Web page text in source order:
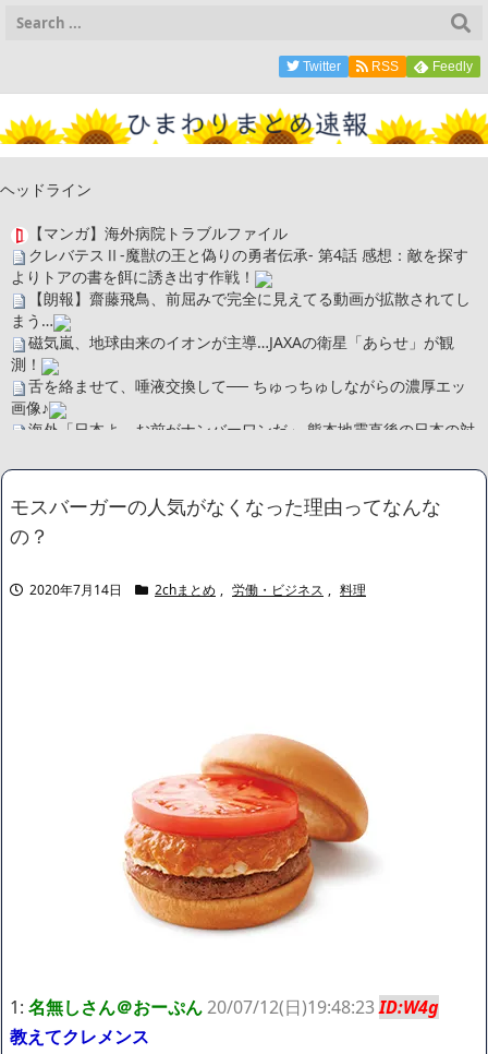
Twitter RSS Feedly
ヘッドライン
【マンガ】海外病院トラブルファイル
クレバテスⅡ-魔獣の王と偽りの勇者伝承- 第4話 感想：敵を探す
よりトアの書を餌に誘き出す作戦！
【朗報】齋藤飛鳥、前屈みで完全に見えてる動画が拡散されてし
まう…
磁気嵐、地球由来のイオンが主導…JAXAの衛星「あらせ」が観
測！
舌を絡ませて、唾液交換して── ちゅっちゅしながらの濃厚エッ
画像♪
海外「日本よ、お前がナンバーワンだ」 熊本地震直後の日本の対
広末涼子さん、正気に戻ってしまい絶望する・・・「アカン、キ
ャリアがすべて終わった」
【悲報】サウナブーム終了のお知らせ 5年で｢ととのう客｣4割減
まう・・・
【数学】なんだよこの漫画www【注意】
【悲報】ジェネリック医薬品、4割が承認書と異なる製造だった
ことが発覚「衝撃的な数字だ」
【速報】楽天グループ、減損損失約160億円と約700億円の繰延税
【悲報】読売新聞、「避難所の自販機が壊されて窃盗された」と
いうデマ記事をこっそり削除してしまう
SM風俗嬢ワイ、なんでも答えるが質問ある？
Powered by livedoor 相互RSS
日本版「絶対に立ち入ってはいけない場所」がヤバすぎた…NEW!
義兄嫁が自宅をサロンにして姪を毎日ウトメへ預ける生活に。数
モスバーガーの人気がなくなった理由ってなんな
の？
2020年7月14日 2chまとめ , 労働・ビジネス , 料理
1: 名無しさん＠おーぷん20/07/12(日)19:48:23ID:W4g
教えてクレメンス